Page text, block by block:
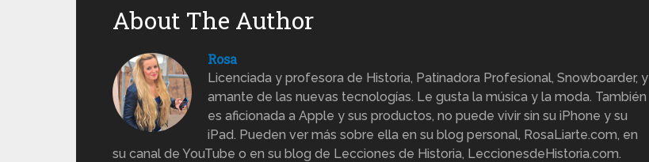
About The Author
Rosa
Licenciada y profesora de Historia, Patinadora Profesional, Snowboarder, y
amante de las nuevas tecnologías. Le gusta la música y la moda. También
es aficionada a Apple y sus productos, no puede vivir sin su iPhone y su
iPad. Pueden ver más sobre ella en su blog personal, RosaLiarte.com, en
su canal de YouTube o en su blog de Lecciones de Historia, LeccionesdeHistoria.com.